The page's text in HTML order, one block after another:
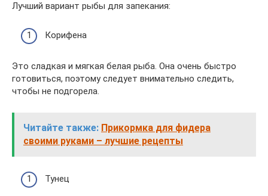
Лучший вариант рыбы для запекания:
Корифена
Это сладкая и мягкая белая рыба. Она очень быстро
готовиться, поэтому следует внимательно следить,
чтобы не подгорела.
Читайте также: Прикормка для фидера
своими руками – лучшие рецепты
Тунец